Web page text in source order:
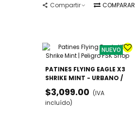
Compartir COMPARAR
NUEVO
PATINES FLYING EAGLE X3
SHRIKE MINT - URBANO /
FREESKATE (DOBLE TALLA)
$3,099.00 (IVA
incluído)